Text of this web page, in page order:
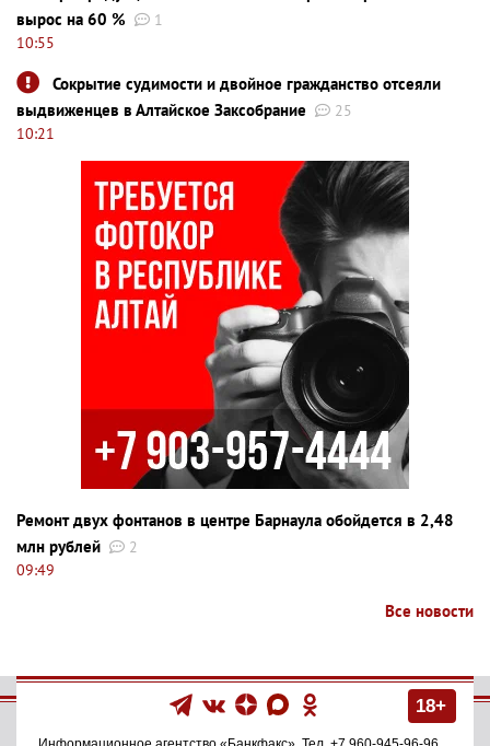
вырос на 60 %
1
10:55
Сокрытие судимости и двойное гражданство отсеяли
выдвиженцев в Алтайское Заксобрание
25
10:21
Ремонт двух фонтанов в центре Барнаула обойдется в 2,48
млн рублей
2
09:49
Все новости
18+